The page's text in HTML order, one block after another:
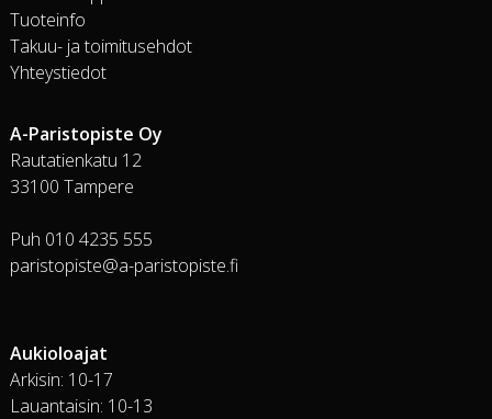
Tuoteinfo
Takuu- ja toimitusehdot
Yhteystiedot
A-Paristopiste Oy
Rautatienkatu 12
33100 Tampere
Puh 010 4235 555
paristopiste@a-paristopiste.fi
Aukioloajat
Arkisin: 10-17
Lauantaisin: 10-13